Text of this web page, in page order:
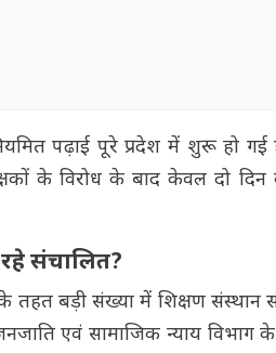
पढ़ाई पूरे प्रदेश में शुरू हो
के विरोध के बाद केवल दो
रहे संचालित?
के तहत बड़ी संख्या में शिक्षण
एवं सामाजिक न्याय विभाग